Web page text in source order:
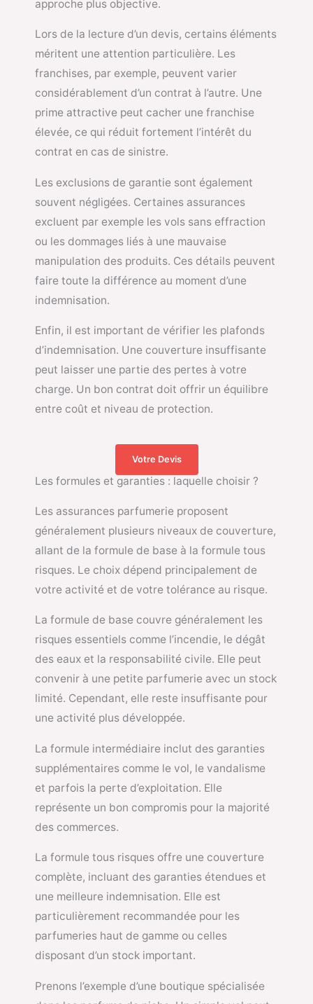
approche plus objective.
Lors de la lecture d’un devis, certains éléments
méritent une attention particulière. Les
franchises, par exemple, peuvent varier
considérablement d’un contrat à l’autre. Une
prime attractive peut cacher une franchise
élevée, ce qui réduit fortement l’intérêt du
contrat en cas de sinistre.
Les exclusions de garantie sont également
souvent négligées. Certaines assurances
excluent par exemple les vols sans effraction
ou les dommages liés à une mauvaise
manipulation des produits. Ces détails peuvent
faire toute la différence au moment d’une
indemnisation.
Enfin, il est important de vérifier les plafonds
d’indemnisation. Une couverture insuffisante
peut laisser une partie des pertes à votre
charge. Un bon contrat doit offrir un équilibre
entre coût et niveau de protection.
Votre Devis
Les formules et garanties : laquelle choisir ?
Les assurances parfumerie proposent
généralement plusieurs niveaux de couverture,
allant de la formule de base à la formule tous
risques. Le choix dépend principalement de
votre activité et de votre tolérance au risque.
La formule de base couvre généralement les
risques essentiels comme l’incendie, le dégât
des eaux et la responsabilité civile. Elle peut
convenir à une petite parfumerie avec un stock
limité. Cependant, elle reste insuffisante pour
une activité plus développée.
La formule intermédiaire inclut des garanties
supplémentaires comme le vol, le vandalisme
et parfois la perte d’exploitation. Elle
représente un bon compromis pour la majorité
des commerces.
La formule tous risques offre une couverture
complète, incluant des garanties étendues et
une meilleure indemnisation. Elle est
particulièrement recommandée pour les
parfumeries haut de gamme ou celles
disposant d’un stock important.
Prenons l’exemple d’une boutique spécialisée